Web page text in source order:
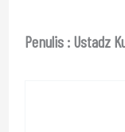
Penulis : Ustadz